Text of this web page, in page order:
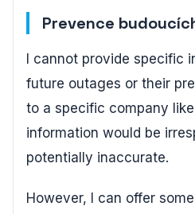
Prevence
I cannot provide specific
future outages or their
to a specific company
information would be
potentially inaccurate.
However, I can offer